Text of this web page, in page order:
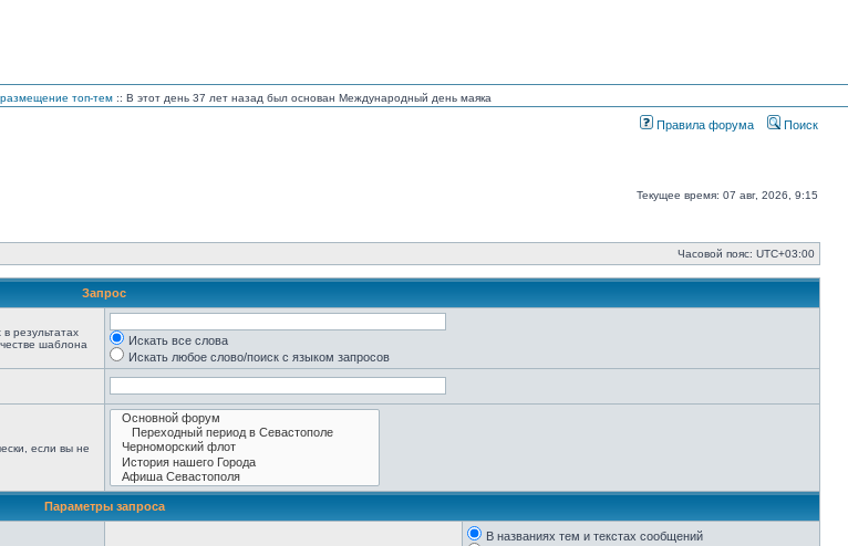
размещение топ-тем :: В этот день 37 лет назад был основан Международный день маяка
Правила форума Поиск
Текущее время: 07 авг, 2026, 9:15
Часовой пояс: UTC+03:00
Запрос
результатах
шаблона
Искать все слова
Искать любое слово/поиск с языком запросов
если вы не
Параметры запроса
В названиях тем и текстах сообщений